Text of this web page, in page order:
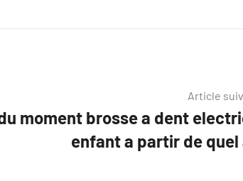
Article
moment brosse a dent
enfant a partir de quel